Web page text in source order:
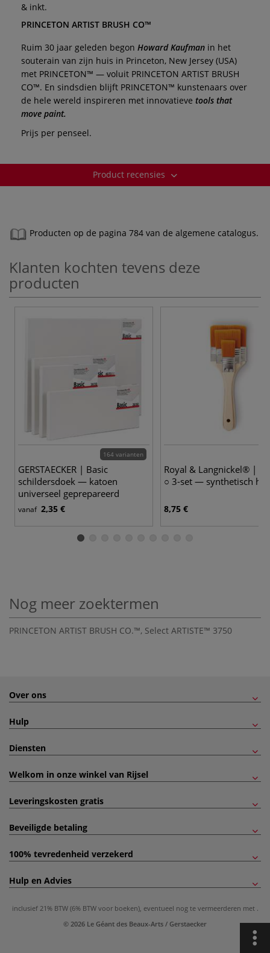
& inkt.
PRINCETON ARTIST BRUSH CO™
Ruim 30 jaar geleden begon Howard Kaufman in het
souterain van zijn huis in Princeton, New Jersey (USA)
met PRINCETON™ — voluit PRINCETON ARTIST BRUSH
CO™. En sindsdien blijft PRINCETON™ kunstenaars over
de hele wereld inspireren met innovatieve tools that
move paint.
Prijs per penseel.
Product recensies
Producten op de pagina 784 van de algemene catalogus.
Klanten kochten tevens deze
producten
164 varianten
GERSTAECKER | Basic
schildersdoek — katoen
universeel geprepareerd
vanaf 2,35 €
Royal & Langnickel® |
○ 3-set — synthetisch
8,75 €
Nog meer zoektermen
PRINCETON ARTIST BRUSH CO.™, Select ARTISTE™ 3750
Over ons
Hulp
Diensten
Welkom in onze winkel van Rijsel
Leveringskosten gratis
Beveiligde betaling
100% tevredenheid verzekerd
Hulp en Advies
inclusief 21% BTW (6% BTW voor boeken), eventueel nog te vermeerderen met .
© 2026 Le Géant des Beaux-Arts / Gerstaecker